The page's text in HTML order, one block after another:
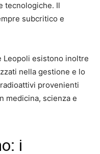
tecnologiche. Il
subcritico e
Leopoli esistono inoltre
nella gestione e lo
provenienti
medicina, scienza e
i